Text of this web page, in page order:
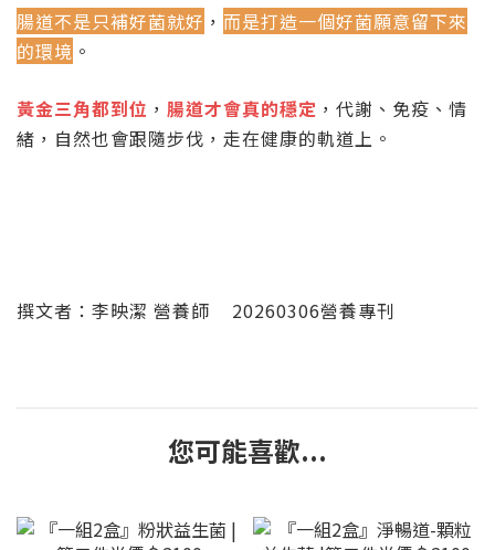
腸道不是只補好菌就好 ， 而是打造一個好菌願意留下來
的環境 。
黃金三角都到位 ， 腸道才會真的穩定 ，代謝、免疫、情
緒，自然也會跟隨步伐，走在健康的軌道上。
撰文者：李映潔 營養師 20260306營養專刊
您可能喜歡...